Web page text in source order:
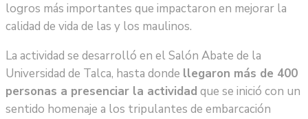
logros más importantes que impactaron en mejorar la
calidad de vida de las y los maulinos.
La actividad se desarrolló en el Salón Abate de la
Universidad de Talca, hasta donde llegaron más de 400
personas a presenciar la actividad que se inició con un
sentido homenaje a los tripulantes de embarcación